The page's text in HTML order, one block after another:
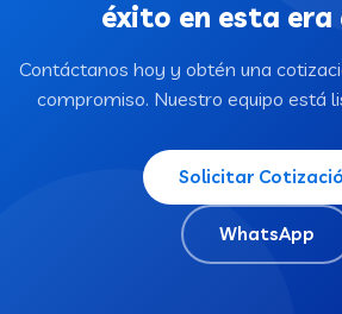
éxito en esta
Contáctanos hoy y obtén una
compromiso. Nuestro equipo está
Solicitar
WhatsApp